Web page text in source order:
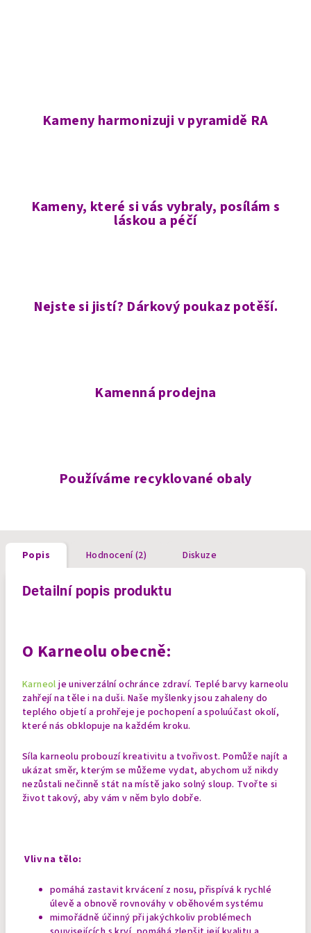
Kameny harmonizuji v pyramidě RA
Kameny, které si vás vybraly, posílám s
láskou a péčí
Nejste si jistí? Dárkový poukaz potěší.
Kamenná prodejna
Používáme recyklované obaly
Popis Hodnocení (2) Diskuze
Detailní popis produktu
O Karneolu obecně:
Karneol je univerzální ochránce zdraví. Teplé barvy karneolu
zahřejí na těle i na duši. Naše myšlenky jsou zahaleny do
teplého objetí a prohřeje je pochopení a spoluúčast okolí,
které nás obklopuje na každém kroku.
Síla karneolu probouzí kreativitu a tvořivost. Pomůže najít a
ukázat směr, kterým se můžeme vydat, abychom už nikdy
nezůstali nečinně stát na místě jako solný sloup. Tvořte si
život takový, aby vám v něm bylo dobře.
Vliv na tělo:
pomáhá zastavit krvácení z nosu, přispívá k rychlé
úlevě a obnově rovnováhy v oběhovém systému
mimořádně účinný při jakýchkoliv problémech